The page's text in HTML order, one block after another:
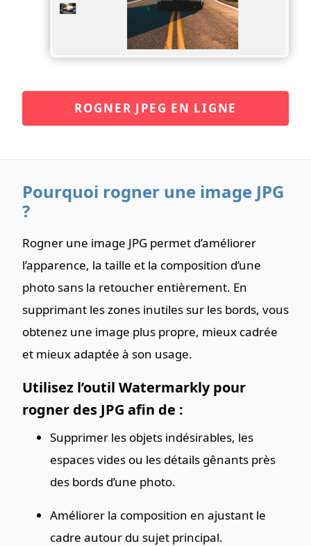
ROGNER JPEG EN LIGNE
Pourquoi rogner une image JPG
?
Rogner une image JPG permet d’améliorer
l’apparence, la taille et la composition d’une
photo sans la retoucher entièrement. En
supprimant les zones inutiles sur les bords, vous
obtenez une image plus propre, mieux cadrée
et mieux adaptée à son usage.
Utilisez l’outil Watermarkly pour
rogner des JPG afin de :
Supprimer les objets indésirables, les
espaces vides ou les détails gênants près
des bords d’une photo.
Améliorer la composition en ajustant le
cadre autour du sujet principal.